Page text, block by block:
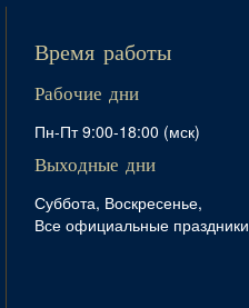
Время работы
Рабочие дни
Пн-Пт 9:00-18:00 (мск)
Выходные дни
Суббота, Воскресенье,
Все официальные праздники